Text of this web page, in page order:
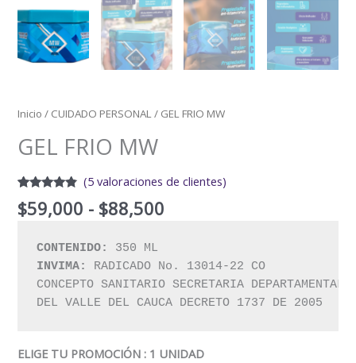
Inicio / CUIDADO PERSONAL/ GEL FRIO MW
GEL FRIO MW
con4.60
de 5 en
valoraciones
clientes
(5 valoraciones de clientes)
$59,000 - $88,500
CONTENIDO:
INVIMA:
RADICADO No. 13014-22 CO
CONCEPTO SANITARIO SECRETARIA DEPARTAMENTAL
DEL VALLE DEL CAUCA DECRETO 1737 DE 2005
ELIGE TU PROMOCIÓN : 1 UNIDAD